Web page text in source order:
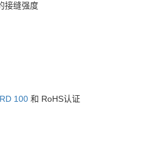
接缝强度
100 和 RoHS认证